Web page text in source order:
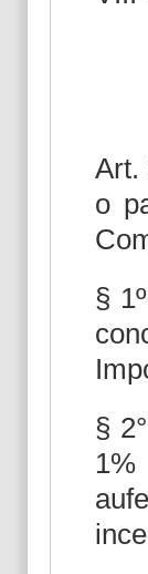
Art.
o
§
§
1%